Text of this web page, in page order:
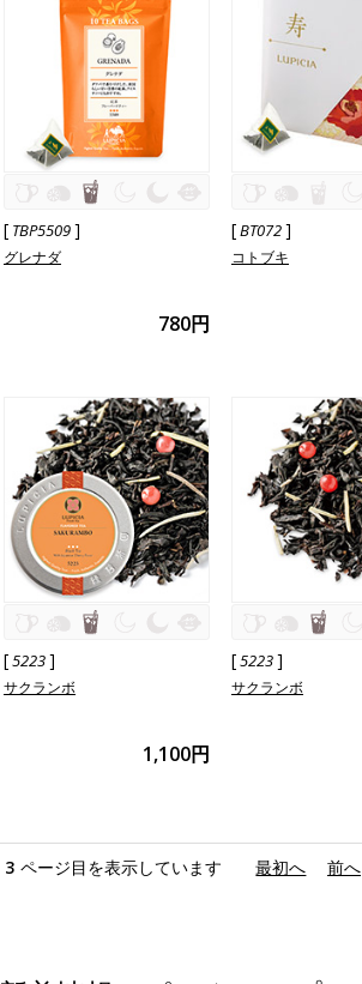
[ TBP5509]
グレナダ
780円
[BT072]
コトブキ
[5223]
サクランボ
1,100円
[5223]
サクランボ
3 ページ目を表示しています 最初へ 前へ